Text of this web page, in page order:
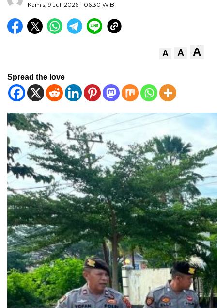
Kamis, 9 Juli 2026 - 06:30 WIB
A A A
Spread the love